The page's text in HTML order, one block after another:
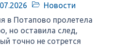
Новости
в Потапово пролетела
но оставила след,
точно не сотрется